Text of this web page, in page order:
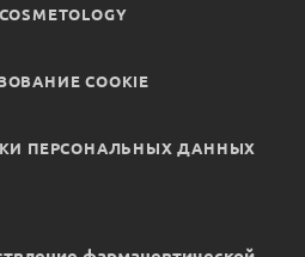
COOKIE
ПЕРСОНАЛЬНЫХ ДАННЫХ